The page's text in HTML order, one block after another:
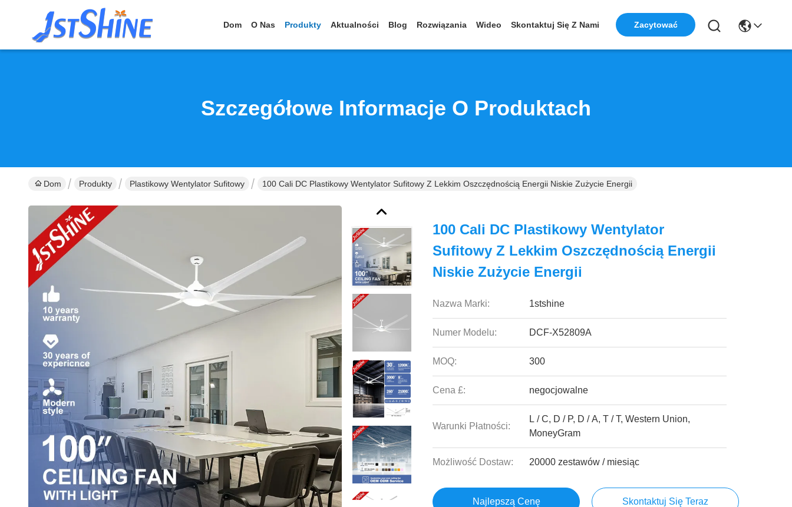
Dom O Nas Produkty Aktualności Blog Rozwiązania Wideo Skontaktuj Się Z Nami Zacytować
Szczegółowe Informacje O Produktach
Dom Produkty Plastikowy Wentylator Sufitowy 100 Cali DC Plastikowy Wentylator Sufitowy Z Lekkim Oszczędnością Energii Niskie Zużycie Energii
100 Cali DC Plastikowy Wentylator
Sufitowy Z Lekkim Oszczędnością Energii
Niskie Zużycie Energii
Nazwa Marki: 1stshine
Numer Modelu: DCF-X52809A
MOQ: 300
Cena £: negocjowalne
Warunki Płatności:
L / C, D / P, D / A, T / T, Western Union,
MoneyGram
Możliwość Dostaw: 20000 zestawów / miesiąc
Najlepszą Cenę Skontaktuj Się Teraz